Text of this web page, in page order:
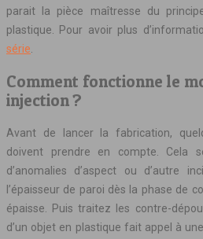
parait la pièce maîtresse du
plastique. Pour avoir plus
série.
Comment fonctionne le
injection ?
Avant de lancer la fabrication,
doivent prendre en compte. Cela
d’anomalies d’aspect ou d’autre
l’épaisseur de paroi dès la phase de
épaisse. Puis traitez les contre-
d’un objet en plastique fait appel à